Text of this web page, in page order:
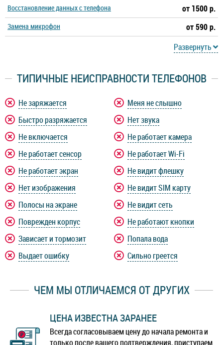
Восстановление данных с телефона от 1500 р.
Замена микрофон
от 590 р.
Развернуть
ТИПИЧНЫЕ НЕИСПРАВНОСТИ ТЕЛЕФОНОВ
Не заряжается
Быстро разряжается
Не включается
Не работает сенсор
Не работает экран
Нет изображения
Полосы на экране
Поврежден корпус
Зависает и тормозит
Выдает ошибку
Меня не слышно
Нет звука
Не работает камера
Не работает Wi-Fi
Не видит флешку
Не видит SIM карту
Не видит сеть
Не работают кнопки
Попала вода
Сильно греется
ЧЕМ МЫ ОТЛИЧАЕМСЯ ОТ ДРУГИХ
ЦЕНА ИЗВЕСТНА ЗАРАНЕЕ
Всегда согласовываем цену до начала ремонта и
только после вашего подтверждения, приступаем